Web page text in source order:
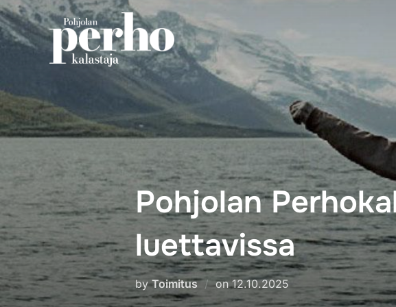
Skip
to
content
Pohjolan
luettavissa
byToimitus onPosted
on
12.10.2025